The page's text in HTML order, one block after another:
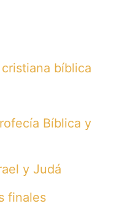
bíblica
Bíblica y
y Judá
finales